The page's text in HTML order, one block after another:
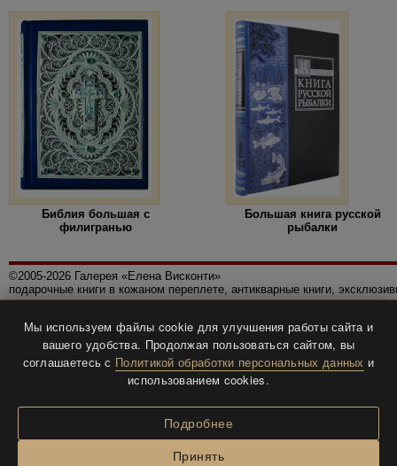
Библия большая с
филигранью
Большая книга русской
рыбалки
©2005-2026 Галерея «Елена Висконти»
подарочные книги в кожаном переплете, антикварные книги,
Политика конфиденциальности
Все права защищены.
Разработка и дизайнBTV-info.
Мы используем файлы cookie для улучшения работы сайта и
вашего удобства. Продолжая пользоваться сайтом, вы
соглашаетесь с Политикой обработки персональных данных и
использованием cookies.
Подробнее
Принять